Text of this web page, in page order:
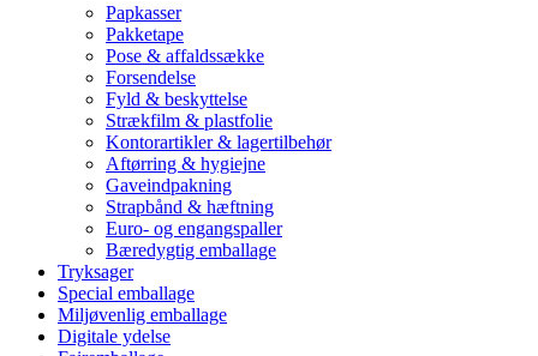
Papkasser
Pakketape
Pose & affaldssække
Forsendelse
Fyld & beskyttelse
Strækfilm & plastfolie
Kontorartikler & lagertilbehør
Aftørring & hygiejne
Gaveindpakning
Strapbånd & hæftning
Euro- og engangspaller
Bæredygtig emballage
Tryksager
Special emballage
Miljøvenlig emballage
Digitale ydelse